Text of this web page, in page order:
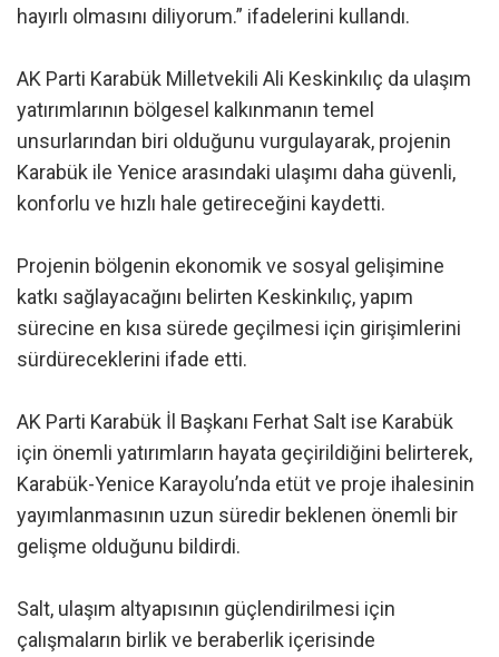
hayırlı olmasını diliyorum.” ifadelerini kullandı.
AK Parti Karabük Milletvekili Ali Keskinkılıç da ulaşım
yatırımlarının bölgesel kalkınmanın temel
unsurlarından biri olduğunu vurgulayarak, projenin
Karabük ile Yenice arasındaki ulaşımı daha güvenli,
konforlu ve hızlı hale getireceğini kaydetti.
Projenin bölgenin ekonomik ve sosyal gelişimine
katkı sağlayacağını belirten Keskinkılıç, yapım
sürecine en kısa sürede geçilmesi için girişimlerini
sürdüreceklerini ifade etti.
AK Parti Karabük İl Başkanı Ferhat Salt ise Karabük
için önemli yatırımların hayata geçirildiğini belirterek,
Karabük-Yenice Karayolu’nda etüt ve proje ihalesinin
yayımlanmasının uzun süredir beklenen önemli bir
gelişme olduğunu bildirdi.
Salt, ulaşım altyapısının güçlendirilmesi için
çalışmaların birlik ve beraberlik içerisinde